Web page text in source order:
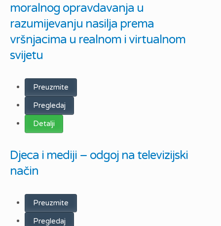
moralnog opravdavanja u
razumijevanju nasilja prema
vršnjacima u realnom i virtualnom
svijetu
Preuzmite
Pregledaj
Detalji
Djeca i mediji – odgoj na televizijski
način
Preuzmite
Pregledaj